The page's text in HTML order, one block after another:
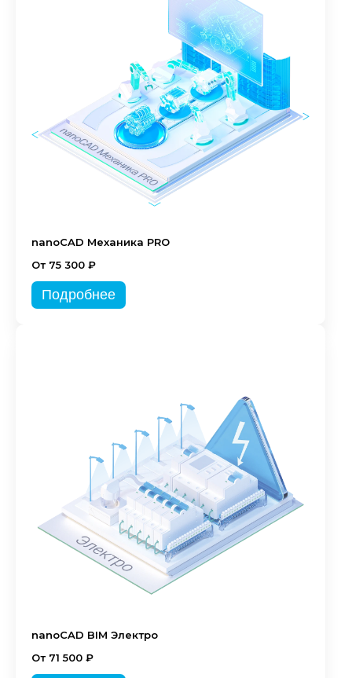
nanoCAD Механика PRO
От 75 300 ₽
Подробнее
nanoCAD BIM Электро
От 71 500 ₽